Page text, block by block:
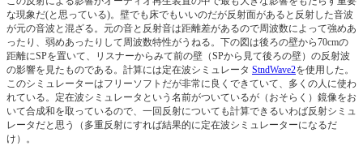
な現象だ(と思っている)。壁でも床でもいいのだが反射面があると反射した音波
が元の音波と混ざる。元の音と反射音は距離差があるので周波数によって強めあ
ったり、弱めあったりして周波数特性がうねる。下の図は後ろの壁から70cmの
距離にSPを置いて、リスナーからみて前の壁（SPから見て後ろの壁）の反射波
の影響を見たものである。計算には定在波シミュレータ StndWave2を使用した。
このシミュレーターはフリーソフトだが非常に良くできていて、多くの人に使わ
れている。定在波シミュレータという名前がついているが（おそらく）鏡像をお
いて合成和を取っているので、一回反射についても計算できるいわば反射シミュ
レータだと思う（多重反射にすれば結果的に定在波シミュレーターになるだ
け）。